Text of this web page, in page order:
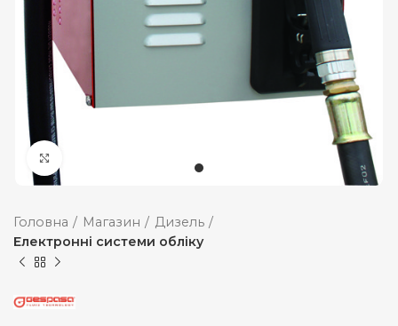
Головна Магазин
Дизель
Електронні системи обліку